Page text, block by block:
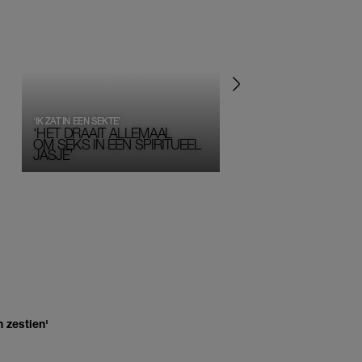
‘HET DRAAIT ALLEMAAL
OM SEKS IN EEN SPIRITUEEL
JASJE’
‘IK ZAT IN EEN SEKTE’
zestien'